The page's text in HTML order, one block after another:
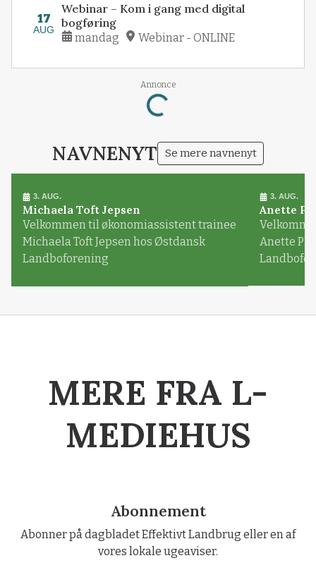
17
AUG
Webinar – Kom i gang med digital
bogføring
mandag Webinar - ONLINE
Annonce
Loading...
NAVNENYT Se mere navnenyt
3. AUG.
Michaela Toft Jepsen
Velkommen til økonomiassistent trainee
Michaela Toft Jepsen hos Østdansk
Landboforening
3. AUG.
Anette
Anette
MERE FRA L-
MEDIEHUS
Abonnement
Abonner på dagbladet Effektivt Landbrug eller en af
vores lokale ugeaviser.